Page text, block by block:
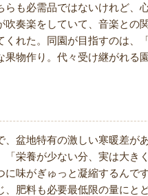
も必需品ではないけれど、心
奏楽をしていて、音楽との
れた。同園が目指すのは、
物作り。代々受け継がれる
盆地特有の激しい寒暖差が
栄養が少ない分、実は大き
味がぎゅっと凝縮するんで
肥料も必要最低限の量にと